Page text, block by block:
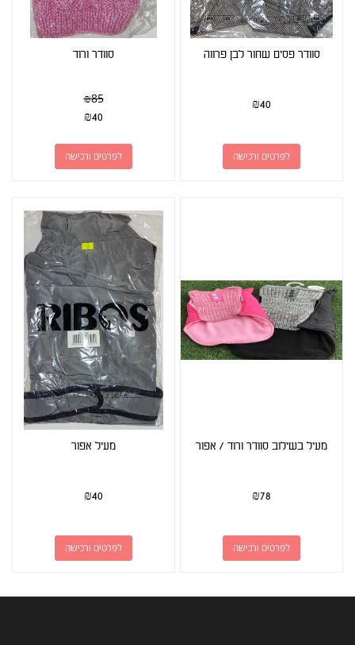
סוודר פסים שחור לבן פרווה
₪40
לפרטים ורכישה
סוודר ורוד
₪85
₪40
לפרטים ורכישה
מעיל בשילוב סוודר ורוד / אפור
₪78
לפרטים ורכישה
מעיל אפור
₪40
לפרטים ורכישה